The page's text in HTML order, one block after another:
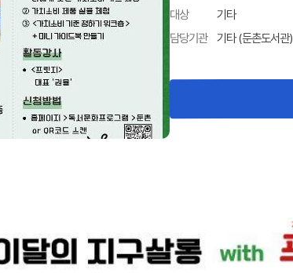
대상 기타
담당기관 기타 (둔촌도서관)